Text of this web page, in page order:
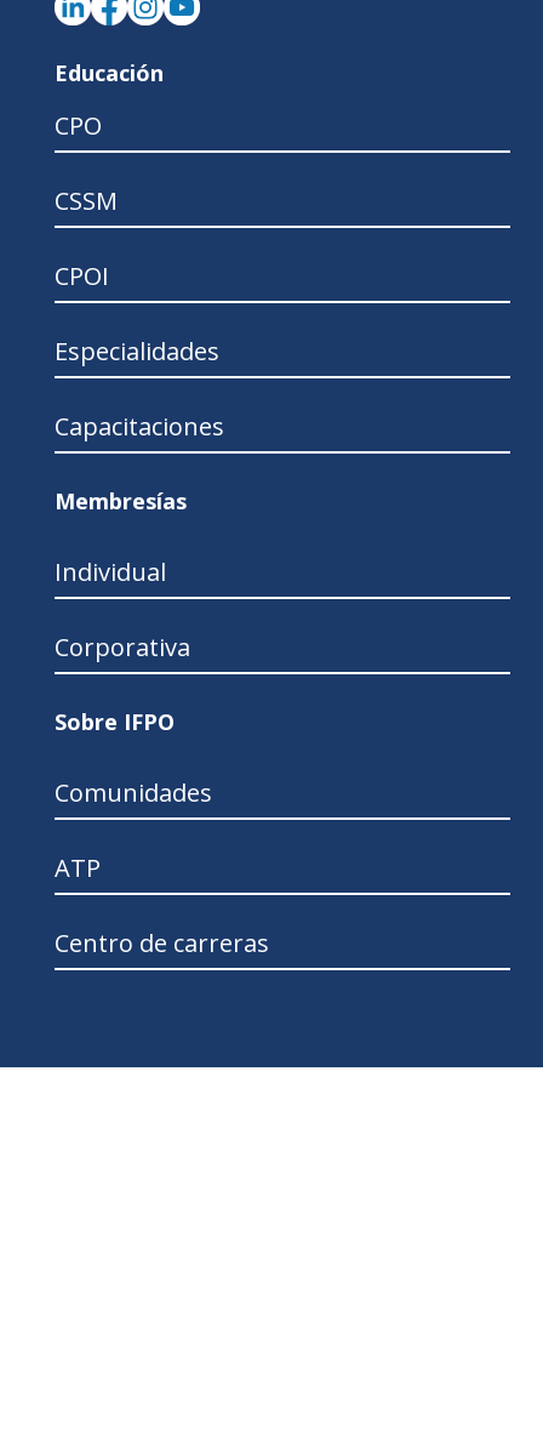
Educación
CPO
CSSM
CPOI
Especialidades
Capacitaciones
Membresías
Individual
Corporativa
Sobre IFPO
Comunidades
ATP
Centro de carreras